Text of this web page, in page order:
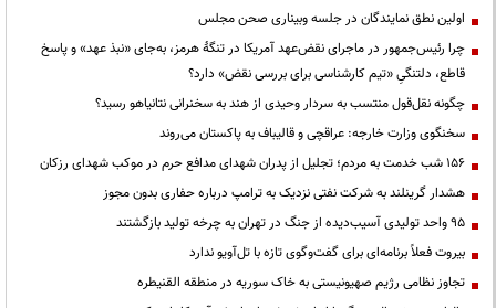
اولین نطق نمایندگان در جلسه وبیناری صحن مجلس
چرا رئیس‌جمهور در ماجرای نقض‌عهد آمریکا در تنگهٔ هرمز، به‌جای «نبذ عهد» و پاسخ
قاطع، دلتنگیِ «تیم کارشناسی برای بررسی نقض» دارد؟
چگونه نقل‌قول منتسب به سردار وحیدی از هند به سخنرانی نتانیاهو رسید؟
سخنگوی وزارت خارجه: عراقچی و قالیباف به پاکستان می‌روند
۱۵۶ شب خدمت به مردم؛ تجلیل از پدران شهدای مدافع حرم در موکب شهدای رزکان
هشدار گرینلند به شرکت نفتی نزدیک به ترامپ درباره حفاری بدون مجوز
95 واحد تولیدی آسیب‌دیده از جنگ در تهران به چرخه تولید بازگشتند
بیروت فعلاً برنامه‌ای برای گفت‌وگوی تازه با تل‌آویو ندارد
تجاوز نظامی رژیم صهیونیستی به خاک سوریه در منطقه القنیطره